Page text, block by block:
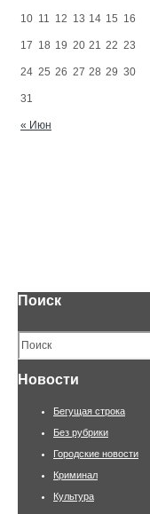
« Июн
10 11 12 13 14 15 16
17 18 19 20 21 22 23
24 25 26 27 28 29 30
31
Поиск
Новости
Бегущая строка
Без рубрики
Городские новости
Криминал
Культура